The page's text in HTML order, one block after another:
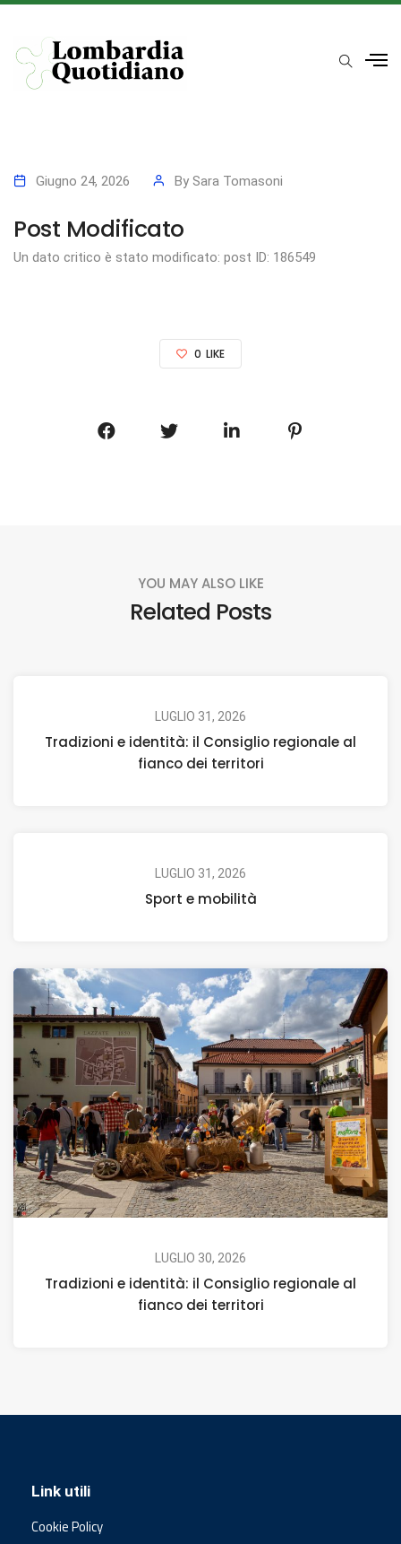
Giugno 24, 2026 By Sara Tomasoni
Post Modificato
Un dato critico è stato modificato: post ID: 186549
0 LIKE
YOU MAY ALSO LIKE
Related Posts
LUGLIO 31, 2026
Tradizioni e identità: il Consiglio regionale al
fianco dei territori
LUGLIO 31, 2026
Sport e mobilità
LUGLIO 30, 2026
Tradizioni e identità: il Consiglio regionale al
fianco dei territori
Link utili
Cookie Policy